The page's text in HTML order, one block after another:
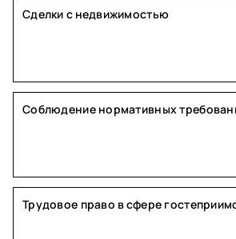
Сделки с недвижимостью
Соблюдение нормативных
Трудовое право в сфере